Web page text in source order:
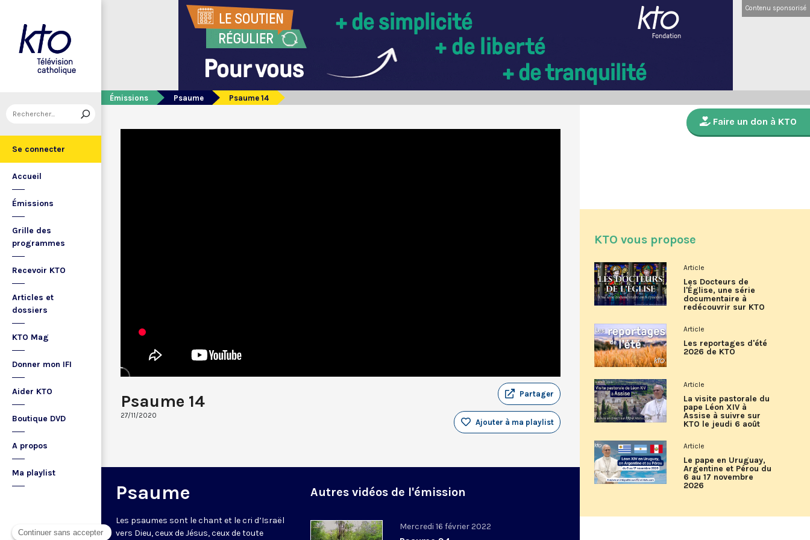
Se connecter
Accueil
Émissions
Grille des
programmes
Recevoir KTO
Articles et
dossiers
KTO Mag
Donner mon IFI
Aider KTO
Boutique DVD
A propos
Ma playlist
Contenu sponsorisé
Émissions Psaume Psaume 14
Psaume 14
27/11/2020
Partager
Ajouter à ma playlist
Psaume
Les psaumes sont le chant et le cri d’Israël
vers Dieu, ceux de Jésus, ceux de toute
Autres vidéos de l'émission
Mercredi 16 février 2022
Faire un don à KTO
KTO vous propose
Article
Les Docteurs de
l'Église, une série
documentaire à
redécouvrir sur KTO
Article
Les reportages d'été
2026 de KTO
Article
La visite pastorale du
pape Léon XIV à
Assise à suivre sur
KTO le jeudi 6 août
Article
Le pape en Uruguay,
Argentine et Pérou du
6 au 17 novembre
2026